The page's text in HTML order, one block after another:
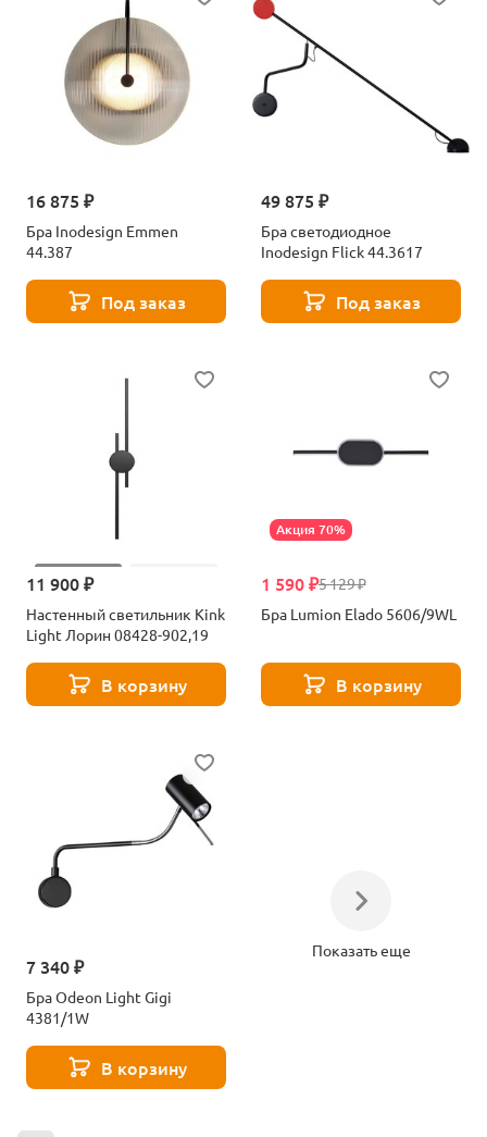
16 875 ₽
Бра Inodesign Emmen
44.387
Под заказ
49 875 ₽
Бра светодиодное
Inodesign Flick 44.3617
Под заказ
11 900 ₽
Настенный светильник Kink
Light Лорин 08428-902,19
В корзину
Акция 70%
5 129 ₽
1 590 ₽
Бра Lumion Elado 5606/9WL
В корзину
7 340 ₽
Бра Odeon Light Gigi
4381/1W
В корзину
Показать еще